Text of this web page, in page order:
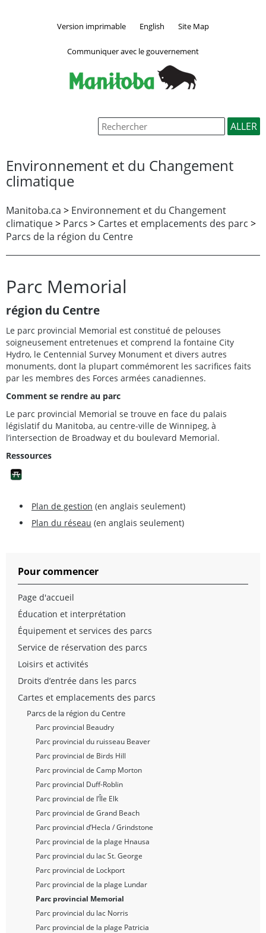
Version imprimable English Site Map
Communiquer avec le gouvernement
Environnement et du Changement
climatique
Manitoba.ca > Environnement et du Changement
climatique> Parcs > Cartes et emplacements des parc >
Parcs de la région du Centre
Parc Memorial
région du Centre
Le parc provincial Memorial est constitué de pelouses
soigneusement entretenues et comprend la fontaine City
Hydro, le Centennial Survey Monument et divers autres
monuments, dont la plupart commémorent les sacrifices faits
par les membres des Forces armées canadiennes.
Comment se rendre au parc
Le parc provincial Memorial se trouve en face du palais
législatif du Manitoba, au centre-ville de Winnipeg, à
l’intersection de Broadway et du boulevard Memorial.
Ressources
Plan de gestion (en anglais seulement)
Plan du réseau (en anglais seulement)
Pour commencer
Page d'accueil
Éducation et interprétation
Équipement et services des parcs
Service de réservation des parcs
Loisirs et activités
Droits d’entrée dans les parcs
Cartes et emplacements des parcs
Parcs de la région du Centre
Parc provincial Beaudry
Parc provincial du ruisseau Beaver
Parc provincial de Birds Hill
Parc provincial de Camp Morton
Parc provincial Duff-Roblin
Parc provincial de l’Île Elk
Parc provincial de Grand Beach
Parc provincial d’Hecla / Grindstone
Parc provincial de la plage Hnausa
Parc provincial du lac St. George
Parc provincial de Lockport
Parc provincial de la plage Lundar
Parc provincial Memorial
Parc provincial du lac Norris
Parc provincial de la plage Patricia